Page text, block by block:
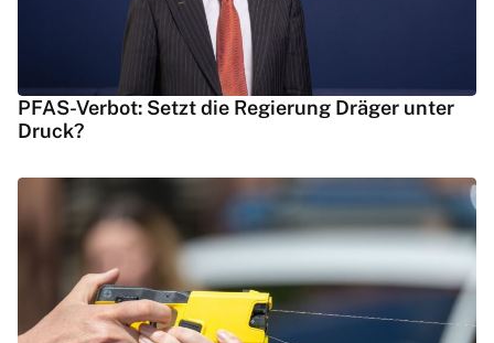
PFAS-Verbot: Setzt die Regierung Dräger unter
Druck?